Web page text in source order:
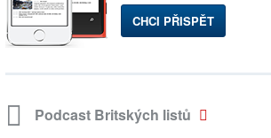
CHCI PŘISPĚT
Podcast Britských listů